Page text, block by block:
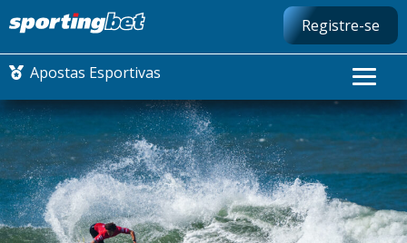
Registre-se
Apostas Esportivas
CONMEBOL LIBERTADORES
FUTEBOL NACIONAL